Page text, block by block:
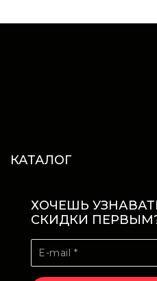
КАТАЛОГ
ХОЧЕШЬ
СКИДКИ